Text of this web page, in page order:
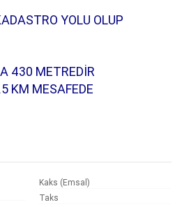
YOLU OLUP
430 METREDİR
KM MESAFEDE
Kaks (Emsal)
Taks